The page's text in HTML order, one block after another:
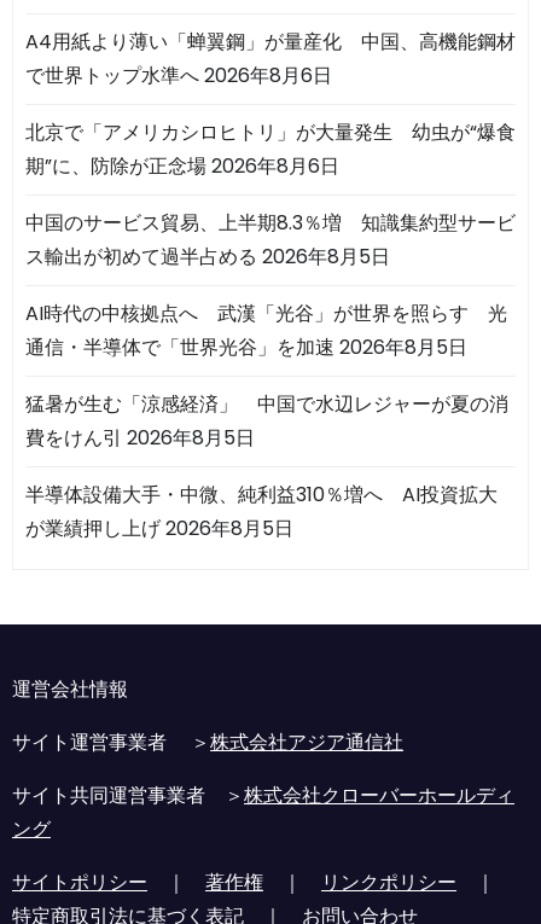
A4用紙より薄い「蝉翼鋼」が量産化 中国、高機能鋼材
で世界トップ水準へ2026年8月6日
北京で「アメリカシロヒトリ」が大量発生 幼虫が“爆食
期”に、防除が正念場2026年8月6日
中国のサービス貿易、上半期8.3％増 知識集約型サービ
ス輸出が初めて過半占める 2026年8月5日
AI時代の中核拠点へ 武漢「光谷」が世界を照らす 光
通信・半導体で「世界光谷」を加速 2026年8月5日
猛暑が生む「涼感経済」 中国で水辺レジャーが夏の消
費をけん引 2026年8月5日
半導体設備大手・中微、純利益310％増へ AI投資拡大
が業績押し上げ2026年8月5日
運営会社情報
サイト運営事業者 ＞株式会社アジア通信社
サイト共同運営事業者 ＞株式会社クローバーホールディ
ング
サイトポリシー ｜ 著作権 ｜ リンクポリシー ｜
特定商取引法に基づく表記 ｜ お問い合わせ